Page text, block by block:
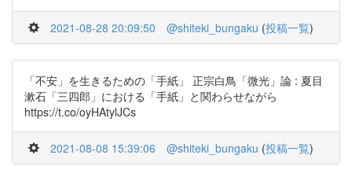
2021-08-28 20:09:50 @shiteki_bungaku (投稿一覧)
「不安」を生きるための「手紙」 正宗白鳥「微光」論 : 夏目
漱石「三四郎」における「手紙」と関わらせながら
https://t.co/oyHAtylJCs
2021-08-08 15:39:06 @shiteki_bungaku (投稿一覧)